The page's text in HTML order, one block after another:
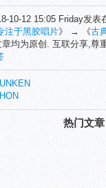
10-12 15:05 Friday发表
注于黑胶唱片》 → 《古
均为原创. 互联分享,尊
热门文章